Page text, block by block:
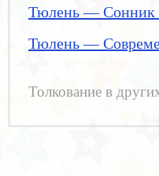
Тюлень — Сонник
Тюлень —
Толкование в